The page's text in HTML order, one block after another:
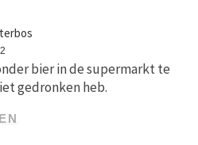
bier in de supermarkt te
gedronken heb.